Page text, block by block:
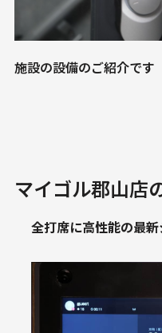
施設の設備のご紹介です
マイゴル郡山店
全打席に高性能の最